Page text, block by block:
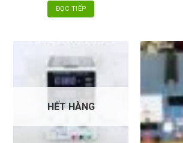
ĐỌC TIẾP
HẾT HÀNG